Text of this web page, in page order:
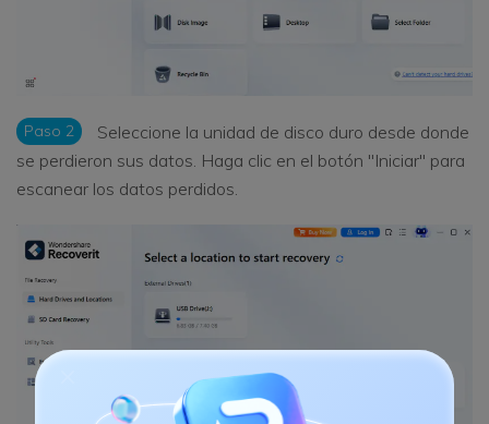
Paso 2
Seleccione la unidad de disco duro desde donde
se perdieron sus datos. Haga clic en el botón "Iniciar" para
escanear los datos perdidos.